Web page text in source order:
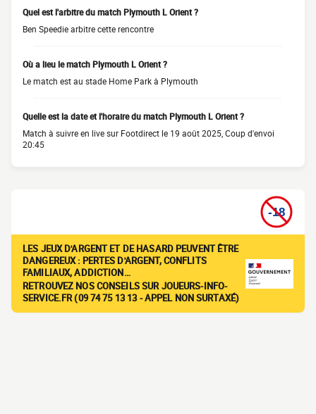
Quel est l'arbitre du match Plymouth L Orient ?
Ben Speedie arbitre cette rencontre
Où a lieu le match Plymouth L Orient ?
Le match est au stade Home Park à Plymouth
Quelle est la date et l'horaire du match Plymouth L Orient ?
Match à suivre en live sur Footdirect le 19 août 2025, Coup d'envoi
20:45
LES JEUX D'ARGENT ET DE HASARD PEUVENT ÊTRE
DANGEREUX : PERTES D'ARGENT, CONFLITS
FAMILIAUX, ADDICTION…
RETROUVEZ NOS CONSEILS SUR JOUEURS-INFO-
SERVICE.FR (09 74 75 13 13 - APPEL NON SURTAXÉ)